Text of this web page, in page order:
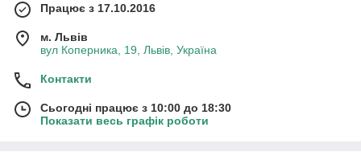
Працює з 17.10.2016
м. Львів
вул Коперника, 19, Львів, Україна
Контакти
Сьогодні працює з 10:00 до 18:30
Показати весь графік роботи